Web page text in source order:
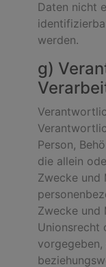
Daten nicht
werden.
g)
Person,
die allein
Zwecke und
Zwecke und
Unionsrecht